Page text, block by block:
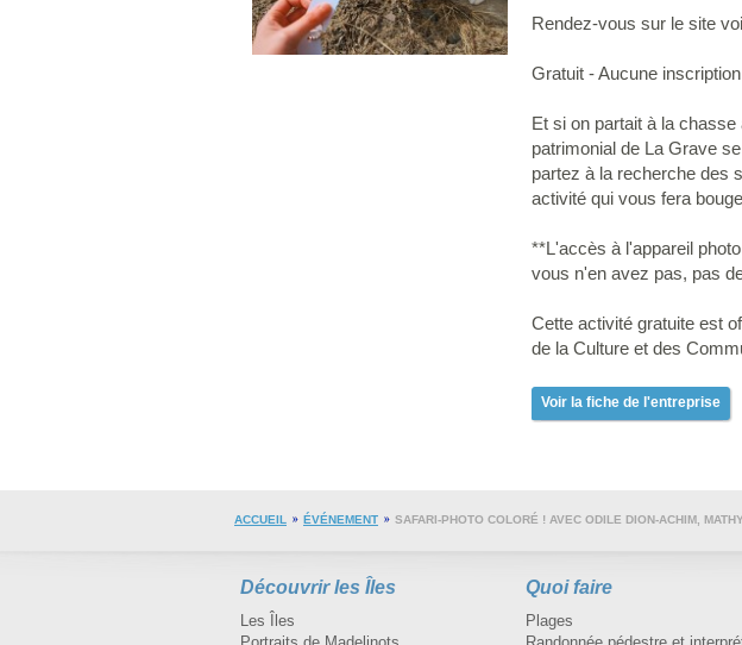
Rendez-vous sur le site
Gratuit - Aucune
Et si on partait à la
patrimonial de La Grave
partez à la recherche des
activité qui vous fera
**L'accès à l'appareil
vous n'en avez pas, pas
Cette activité gratuite est
de la Culture et des
Voir la fiche de l'entreprise
ACCUEIL ÉVÉNEMENT SAFARI-PHOTO COLORÉ ! AVEC ODILE DION-ACHIM,
Découvrir les Îles
Les Îles
Quoi faire
Plages